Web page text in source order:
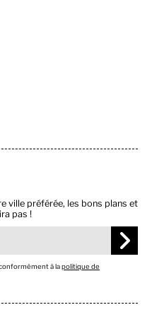
ville préférée, les bons plans et
pas !
à lapolitique de